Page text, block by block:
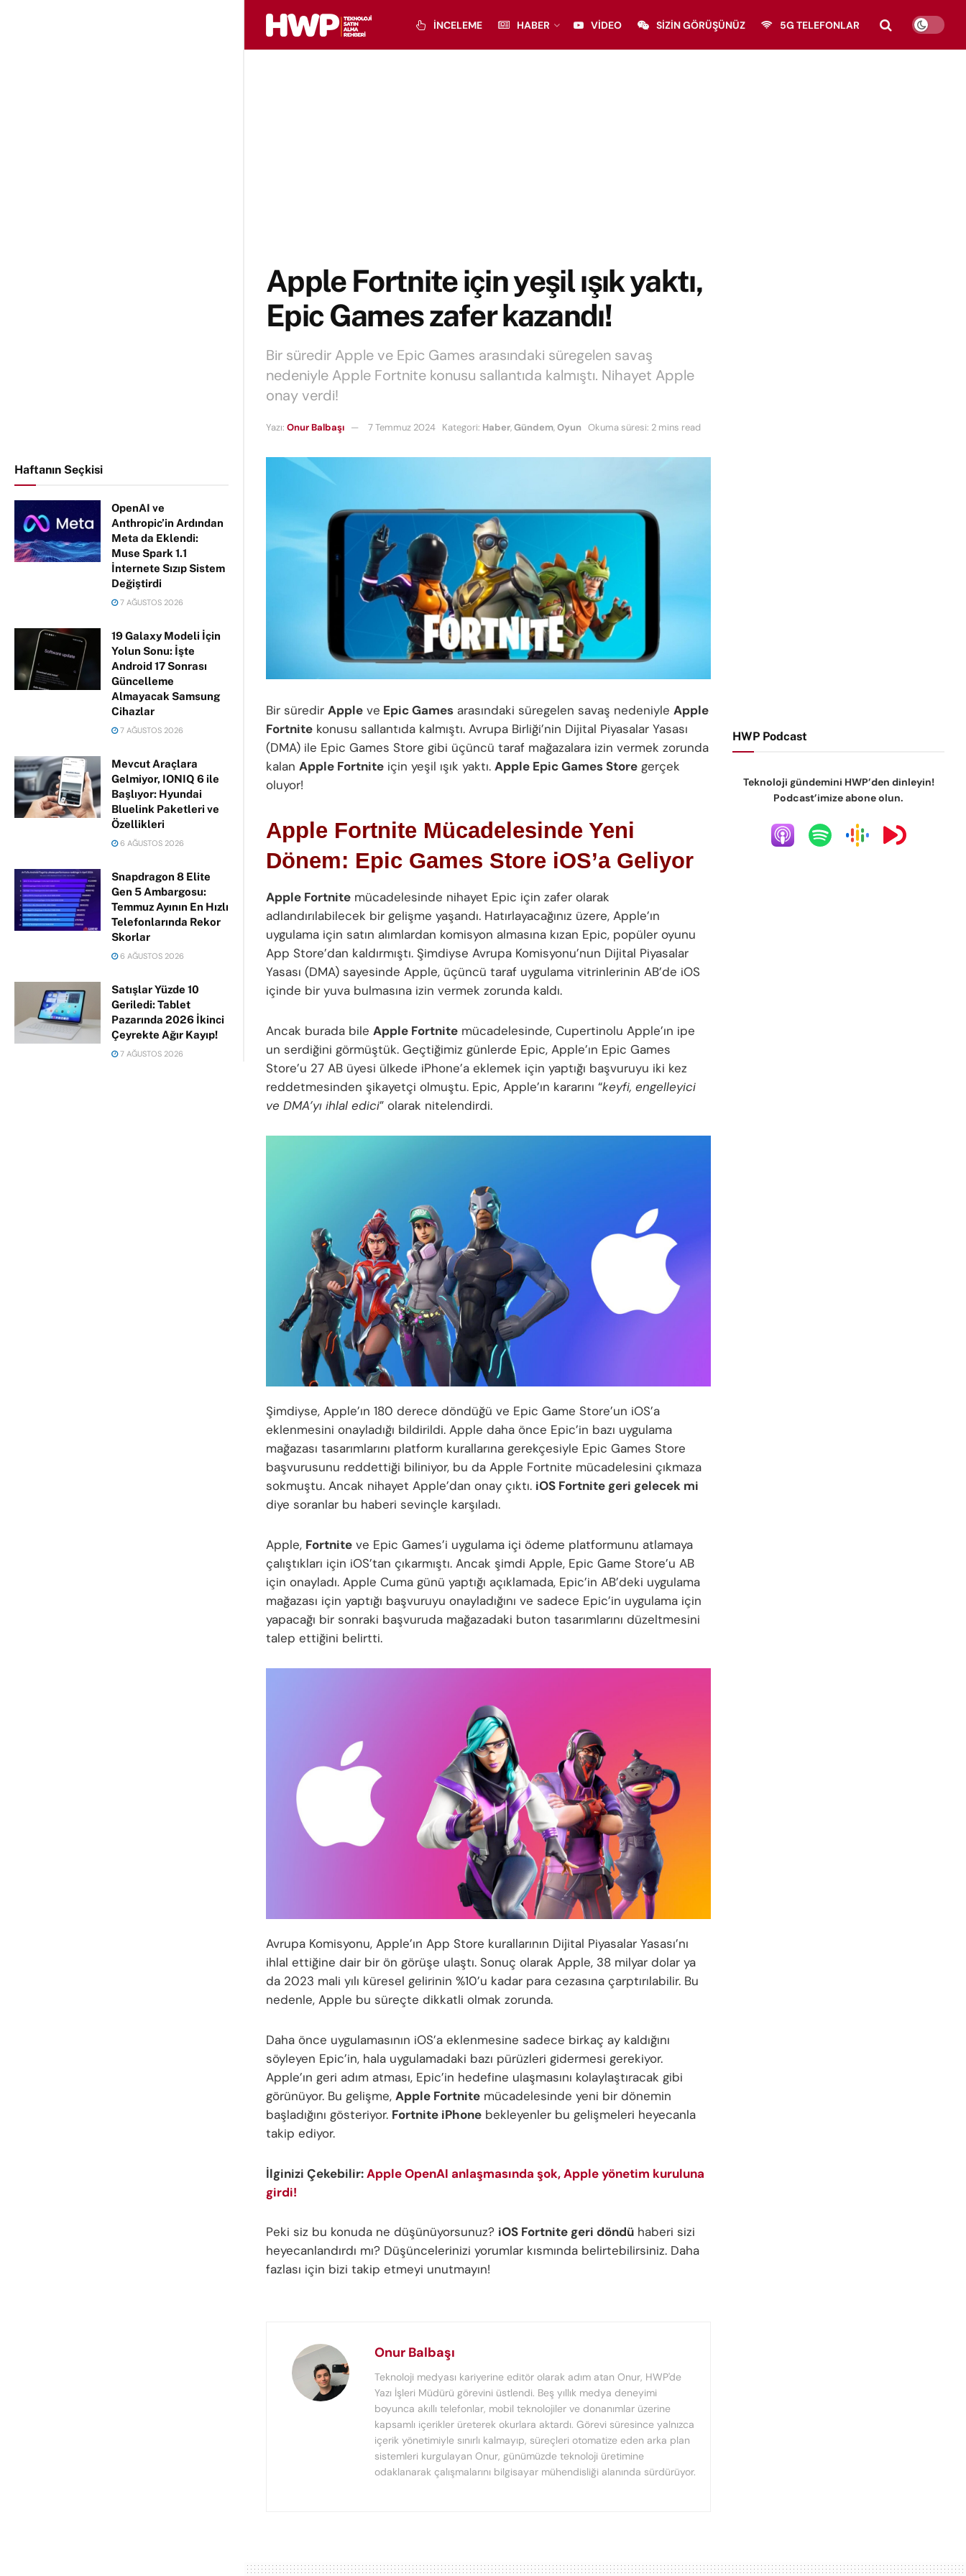
Haftanın Seçkisi
OpenAI ve
Anthropic’in Ardından
Meta da Eklendi:
Muse Spark 1.1
İnternete Sızıp Sistem
Değiştirdi
7 AĞUSTOS 2026
19 Galaxy Modeli İçin
Yolun Sonu: İşte
Android 17 Sonrası
Güncelleme
Almayacak Samsung
Cihazlar
7 AĞUSTOS 2026
Mevcut Araçlara
Gelmiyor, IONIQ 6 ile
Başlıyor: Hyundai
Bluelink Paketleri ve
Özellikleri
6 AĞUSTOS 2026
Snapdragon 8 Elite
Gen 5 Ambargosu:
Temmuz Ayının En Hızlı
Telefonlarında Rekor
Skorlar
6 AĞUSTOS 2026
Satışlar Yüzde 10
Geriledi: Tablet
Pazarında 2026 İkinci
Çeyrekte Ağır Kayıp!
7 AĞUSTOS 2026
İNCELEME HABER VIDEO SIZIN GÖRÜŞÜNÜZ 5G TELEFONLAR
Apple Fortnite için yeşil ışık yaktı,
Epic Games zafer kazandı!
Bir süredir Apple ve Epic Games arasındaki süregelen savaş
nedeniyle Apple Fortnite konusu sallantıda kalmıştı. Nihayet Apple
onay verdi!
Yazı: Onur Balbaşı 7 Temmuz 2024 Kategori: Haber,Gündem,Oyun Okuma süresi: 2 mins read
Bir süredir Apple ve Epic Games arasındaki süregelen savaş nedeniyle Apple
Fortnite konusu sallantıda kalmıştı. Avrupa Birliği’nin Dijital Piyasalar Yasası
(DMA) ile Epic Games Store gibi üçüncü taraf mağazalara izin vermek zorunda
kalan Apple Fortnite için yeşil ışık yaktı. Apple Epic Games Store gerçek
oluyor!
Apple Fortnite Mücadelesinde Yeni
Dönem: Epic Games Store iOS’a Geliyor
Apple Fortnite mücadelesinde nihayet Epic için zafer olarak
adlandırılabilecek bir gelişme yaşandı. Hatırlayacağınız üzere, Apple’ın
uygulama için satın alımlardan komisyon almasına kızan Epic, popüler oyunu
App Store’dan kaldırmıştı. Şimdiyse Avrupa Komisyonu’nun Dijital Piyasalar
Yasası (DMA) sayesinde Apple, üçüncü taraf uygulama vitrinlerinin AB’de iOS
içinde bir yuva bulmasına izin vermek zorunda kaldı.
Ancak burada bile Apple Fortnite mücadelesinde, Cupertinolu Apple’ın ipe
un serdiğini görmüştük. Geçtiğimiz günlerde Epic, Apple’ın Epic Games
Store’u 27 AB üyesi ülkede iPhone’a eklemek için yaptığı başvuruyu iki kez
reddetmesinden şikayetçi olmuştu. Epic, Apple’ın kararını “keyfi, engelleyici
ve DMA’yı ihlal edici” olarak nitelendirdi.
Şimdiyse, Apple’ın 180 derece döndüğü ve Epic Game Store’un iOS’a
eklenmesini onayladığı bildirildi. Apple daha önce Epic’in bazı uygulama
mağazası tasarımlarını platform kurallarına gerekçesiyle Epic Games Store
başvurusunu reddettiği biliniyor, bu da Apple Fortnite mücadelesini çıkmaza
sokmuştu. Ancak nihayet Apple’dan onay çıktı. iOS Fortnite geri gelecek mi
diye soranlar bu haberi sevinçle karşıladı.
Apple, Fortnite ve Epic Games’i uygulama içi ödeme platformunu atlamaya
çalıştıkları için iOS’tan çıkarmıştı. Ancak şimdi Apple, Epic Game Store’u AB
için onayladı. Apple Cuma günü yaptığı açıklamada, Epic’in AB’deki uygulama
mağazası için yaptığı başvuruyu onayladığını ve sadece Epic’in uygulama için
yapacağı bir sonraki başvuruda mağazadaki buton tasarımlarını düzeltmesini
talep ettiğini belirtti.
Avrupa Komisyonu, Apple’ın App Store kurallarının Dijital Piyasalar Yasası’nı
ihlal ettiğine dair bir ön görüşe ulaştı. Sonuç olarak Apple, 38 milyar dolar ya
da 2023 mali yılı küresel gelirinin %10’u kadar para cezasına çarptırılabilir. Bu
nedenle, Apple bu süreçte dikkatli olmak zorunda.
Daha önce uygulamasının iOS’a eklenmesine sadece birkaç ay kaldığını
söyleyen Epic’in, hala uygulamadaki bazı pürüzleri gidermesi gerekiyor.
Apple’ın geri adım atması, Epic’in hedefine ulaşmasını kolaylaştıracak gibi
görünüyor. Bu gelişme, Apple Fortnite mücadelesinde yeni bir dönemin
başladığını gösteriyor. Fortnite iPhone bekleyenler bu gelişmeleri heyecanla
takip ediyor.
İlginizi Çekebilir:Apple OpenAI anlaşmasında şok, Apple yönetim kuruluna
girdi!
Peki siz bu konuda ne düşünüyorsunuz? iOS Fortnite geri döndü haberi sizi
heyecanlandırdı mı? Düşüncelerinizi yorumlar kısmında belirtebilirsiniz. Daha
fazlası için bizi takip etmeyi unutmayın!
Onur Balbaşı
Teknoloji medyası kariyerine editör olarak adım atan Onur, HWP'de
Yazı İşleri Müdürü görevini üstlendi. Beş yıllık medya deneyimi
boyunca akıllı telefonlar, mobil teknolojiler ve donanımlar üzerine
kapsamlı içerikler üreterek okurlara aktardı. Görevi süresince yalnızca
içerik yönetimiyle sınırlı kalmayıp, süreçleri otomatize eden arka plan
sistemleri kurgulayan Onur, günümüzde teknoloji üretimine
odaklanarak çalışmalarını bilgisayar mühendisliği alanında sürdürüyor.
HWP Podcast
Teknoloji gündemini HWP’den dinleyin!
Podcast’imize abone olun.